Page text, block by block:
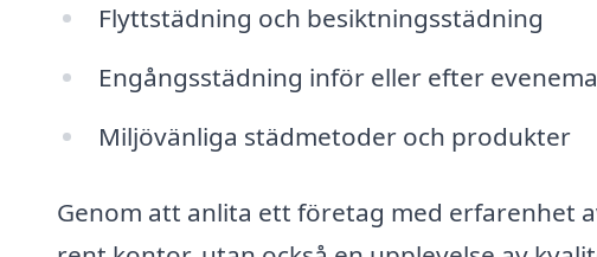
Flyttstädning och besiktningsstädning
Engångsstädning inför eller efter
Miljövänliga städmetoder och produkter
Genom att anlita ett företag med erfarenhet